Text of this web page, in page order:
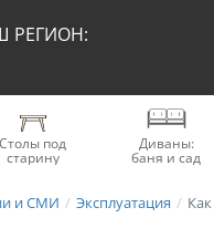
РЕГИОН:
Столы под
старину
Диваны:
баня и сад
и СМИ Эксплуатация